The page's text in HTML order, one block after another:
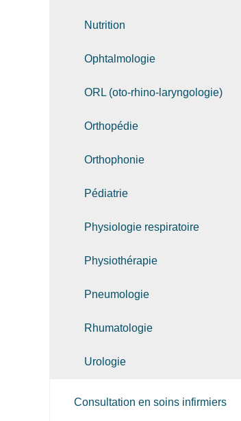
Nutrition
Ophtalmologie
ORL (oto-rhino-laryngologie)
Orthopédie
Orthophonie
Pédiatrie
Physiologie respiratoire
Physiothérapie
Pneumologie
Rhumatologie
Urologie
Consultation en soins infirmiers